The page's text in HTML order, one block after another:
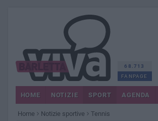
68.713
FANPAGE
HOME NOTIZIE SPORT AGENDA
Home Notizie sportive Tennis